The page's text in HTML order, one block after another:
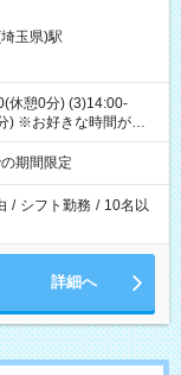
玉県)駅
休憩0分) (3)14:00-
) ※お好きな時間が選べ
期間限定
/ シフト勤務 / 10名以
詳細へ